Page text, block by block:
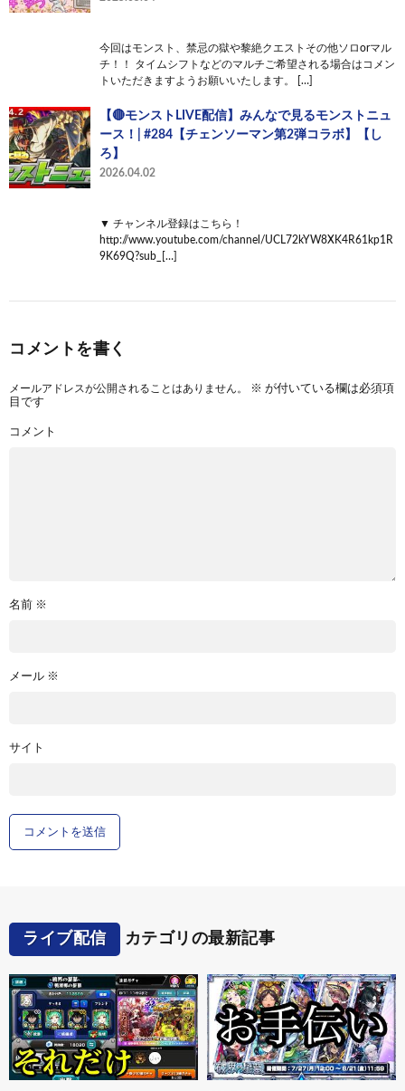
今回はモンスト、禁忌の獄や黎絶クエストその他ソロorマル
チ！！ タイムシフトなどのマルチご希望される場合はコメン
トいただきますようお願いいたします。 […]
【🔴モンストLIVE配信】みんなで見るモンストニュ
ース！| #284【チェンソーマン第2弾コラボ】【し
ろ】
2026.04.02
▼ チャンネル登録はこちら！
http://www.youtube.com/channel/UCL72kYW8XK4R61kp1R
9K69Q?sub_[…]
コメントを書く
メールアドレスが公開されることはありません。 ※ が付いている欄は必須項
目です
コメント
名前 ※
メール ※
サイト
ライブ配信 カテゴリの最新記事